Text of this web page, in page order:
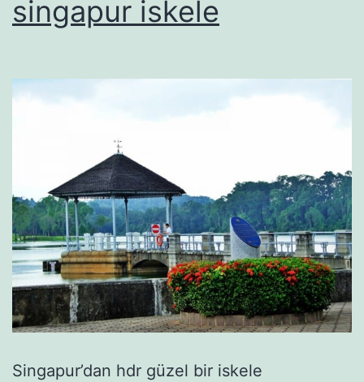
singapur iskele
Singapur’dan hdr güzel bir iskele